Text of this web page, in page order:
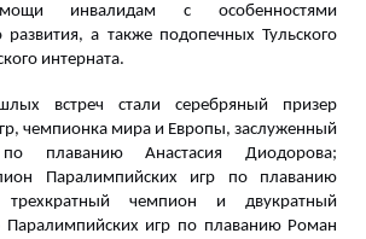
инвалидам с особенностями
развития, а также подопечных Тульского
интерната.
встреч стали серебряный призер
чемпионка мира и Европы, заслуженный
плаванию Анастасия Диодорова;
Паралимпийских игр по плаванию
чемпион и двукратный
Паралимпийских игр по плаванию Роман